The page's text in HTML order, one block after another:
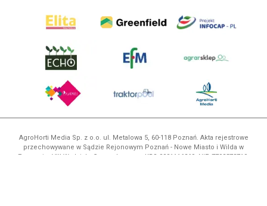
AgroHorti Media Sp. z o.o. ul. Metalowa 5, 60-118 Poznań. Akta rejestrowe
przechowywane w Sądzie Rejonowym Poznań - Nowe Miasto i Wilda w
Poznaniu, VIII Wydziale Gospodarczym, KRS 0001116269, NIP 7792573719,